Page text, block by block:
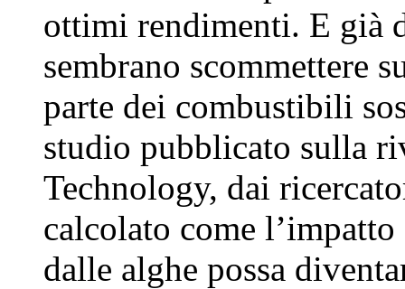
ottimi rendimenti. E già
sembrano scommettere
parte dei combustibili
studio pubblicato sulla
Technology, dai
calcolato come
dalle alghe possa